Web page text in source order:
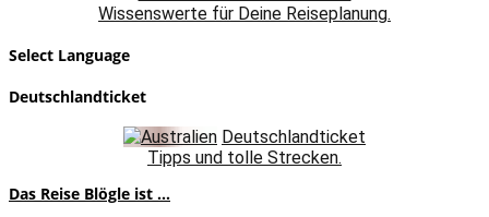
Wissenswerte für Deine Reiseplanung.
Select Language
Deutschlandticket
Deutschlandticket
Tipps und tolle Strecken.
Das Reise Blögle ist ...